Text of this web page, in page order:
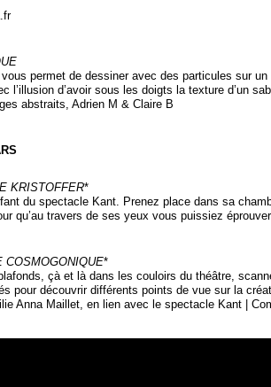
permet de dessiner avec des particules sur
l’illusion d’avoir sous les doigts la texture d’un
abstraits, Adrien M & Claire B
KRISTOFFER*
du spectacle Kant. Prenez place dans sa
qu’au travers de ses yeux vous puissiez
COSMOGONIQUE*
çà et là dans les couloirs du théâtre,
pour découvrir différents points de vue sur la
Anna Maillet, en lien avec le spectacle Kant |